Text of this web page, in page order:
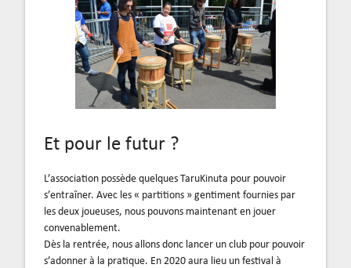
Et pour le futur ?
L’association possède quelques TaruKinuta pour pouvoir
s’entraîner. Avec les « partitions » gentiment fournies par
les deux joueuses, nous pouvons maintenant en jouer
convenablement.
Dès la rentrée, nous allons donc lancer un club pour pouvoir
s’adonner à la pratique. En 2020 aura lieu un festival à